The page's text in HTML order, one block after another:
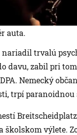
auta.
nariadil trvalú
davu, zabil pri
Nemecký
trpí
školskom výlete.